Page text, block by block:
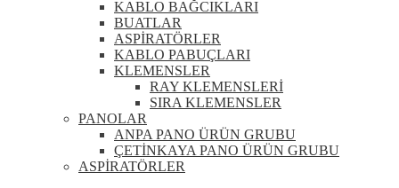
KABLO BAĞCIKLARI
BUATLAR
ASPİRATÖRLER
KABLO PABUÇLARI
KLEMENSLER
RAY KLEMENSLERİ
SIRA KLEMENSLER
PANOLAR
ANPA PANO ÜRÜN GRUBU
ÇETİNKAYA PANO ÜRÜN GRUBU
ASPİRATÖRLER